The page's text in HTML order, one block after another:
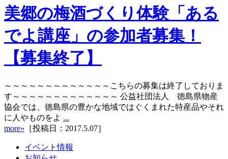
美郷の梅酒づくり体験「ある
でよ講座」の参加者募集！
【募集終了】
～～～～～～～～～～～～～こちらの募集は終了しておりま
す～～～～～～～～～～～～～ 公益社団法人 徳島県物産
協会では、徳島県の豊かな地域ではぐくまれた特産品やそれ
に人やものをよ ...
more» ［投稿日：2017.5.07］
イベント情報